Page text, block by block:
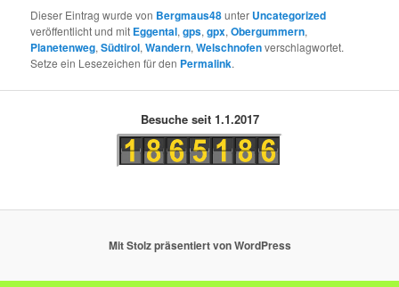
Dieser Eintrag wurde von Bergmaus48unter Uncategorized
veröffentlicht und mit Eggental,gps,gpx,Obergummern,
Planetenweg,Südtirol,Wandern,Welschnofenverschlagwortet.
Setze ein Lesezeichen für den Permalink.
Besuche seit 1.1.2017
Mit Stolz präsentiert von WordPress